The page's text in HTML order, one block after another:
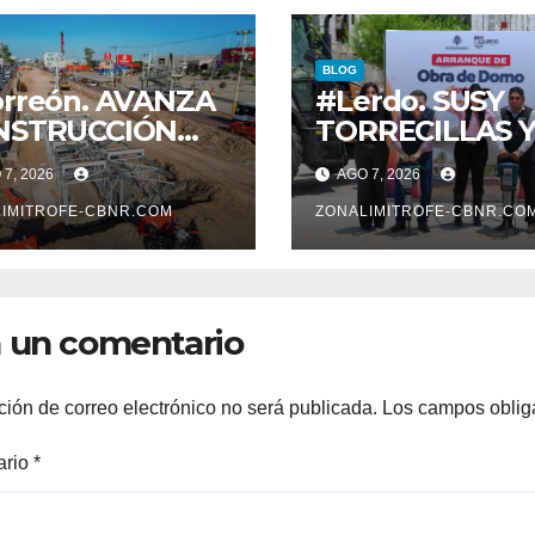
AVANZA
SISTEMA VIAL
SOBRE
7, 2026
CBNR.COM
BLOG
#Lerdo. SUSY
TORRECILLAS Y
ESTEBAN
ENTREGAN
TÍTULOS DE
PROPIEDAD A
DOMO EN
AGO 7, 2026
ZONALIMITROFE-
un comentario
de correo electrónico no será publicada. Los campos
*